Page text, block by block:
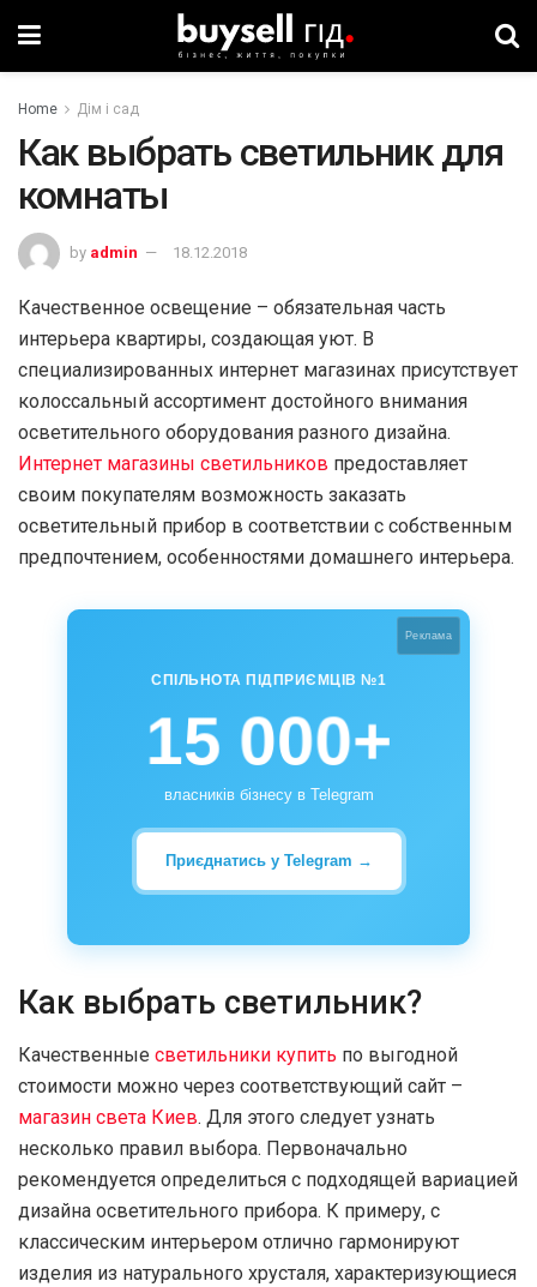
Home Дім і сад
Как выбрать светильник для
комнаты
by admin 18.12.2018
Качественное освещение – обязательная часть
интерьера квартиры, создающая уют. В
специализированных интернет магазинах присутствует
колоссальный ассортимент достойного внимания
осветительного оборудования разного дизайна.
Интернет магазины светильников предоставляет
своим покупателям возможность заказать
осветительный прибор в соответствии с собственным
предпочтением, особенностями домашнего интерьера.
Реклама
СПІЛЬНОТА ПІДПРИЄМЦІВ №1
15 000+
власників бізнесу в Telegram
Приєднатись у Telegram →
Как выбрать светильник?
Качественные светильники купить по выгодной
стоимости можно через соответствующий сайт –
магазин света Киев. Для этого следует узнать
несколько правил выбора. Первоначально
рекомендуется определиться с подходящей вариацией
дизайна осветительного прибора. К примеру, с
классическим интерьером отлично гармонируют
изделия из натурального хрусталя, характеризующиеся